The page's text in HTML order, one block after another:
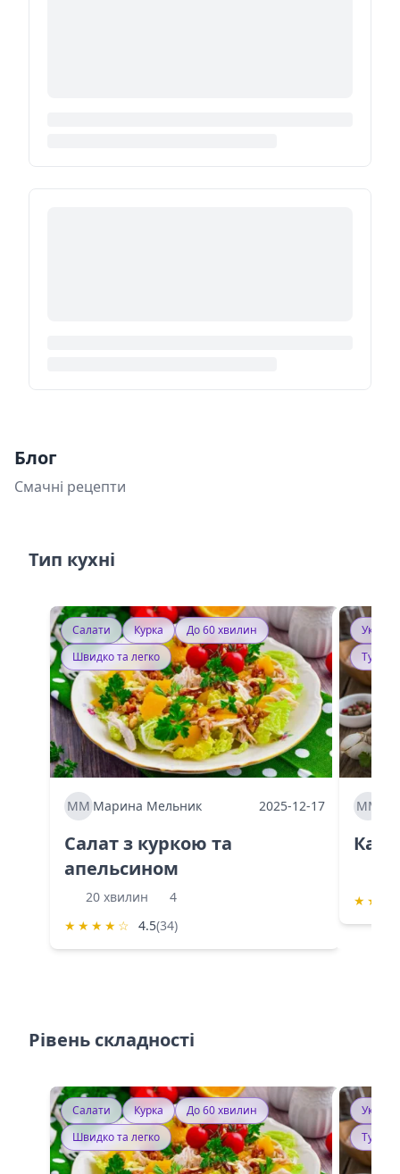
Блог
Смачні рецепти
Тип кухні
Салати Курка
До 60 хвилин
Швидко та легко
ММ Марина Мельник 2025-12-17
Салат з куркою та
апельсином
20 хвилин
4
★ ★ ★ ★ ☆ 4.5(34)
ММ
★ ★
Рівень складності
Салати Курка
До 60 хвилин
Швидко та легко